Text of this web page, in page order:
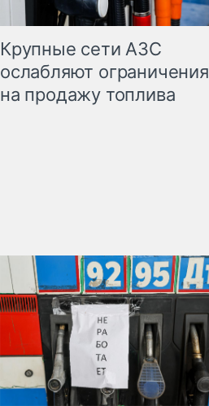
Крупные сети АЗС
ослабляют ограничения
на продажу топлива